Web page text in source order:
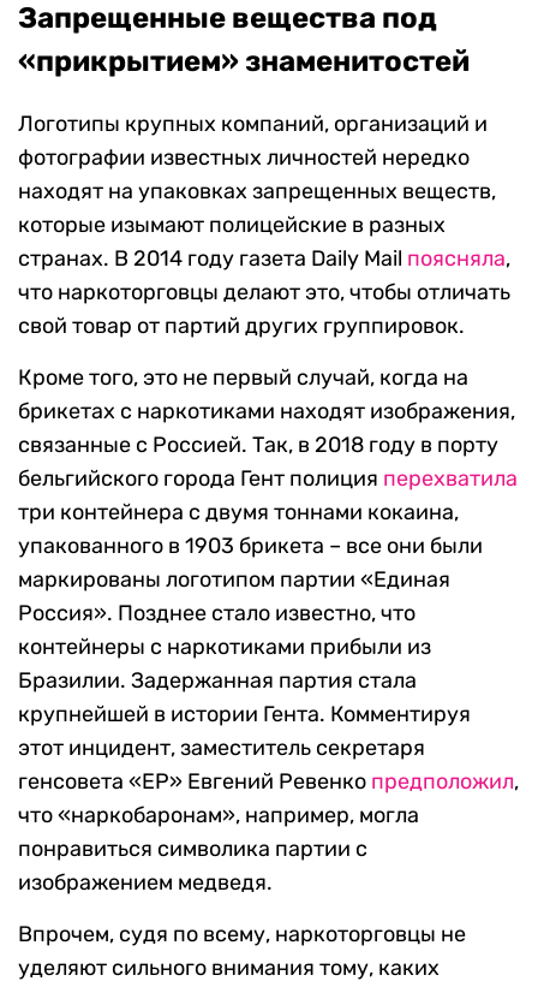
Запрещенные вещества под
«прикрытием» знаменитостей
Логотипы крупных компаний, организаций и
фотографии известных личностей нередко
находят на упаковках запрещенных веществ,
которые изымают полицейские в разных
странах. В 2014 году газета Daily Mail поясняла,
что наркоторговцы делают это, чтобы отличать
свой товар от партий других группировок.
Кроме того, это не первый случай, когда на
брикетах с наркотиками находят изображения,
связанные с Россией. Так, в 2018 году в порту
бельгийского города Гент полиция перехватила
три контейнера с двумя тоннами кокаина,
упакованного в 1903 брикета – все они были
маркированы логотипом партии «Единая
Россия». Позднее стало известно, что
контейнеры с наркотиками прибыли из
Бразилии. Задержанная партия стала
крупнейшей в истории Гента. Комментируя
этот инцидент, заместитель секретаря
генсовета «ЕР» Евгений Ревенко предположил,
что «наркобаронам», например, могла
понравиться символика партии с
изображением медведя.
Впрочем, судя по всему, наркоторговцы не
уделяют сильного внимания тому, каких